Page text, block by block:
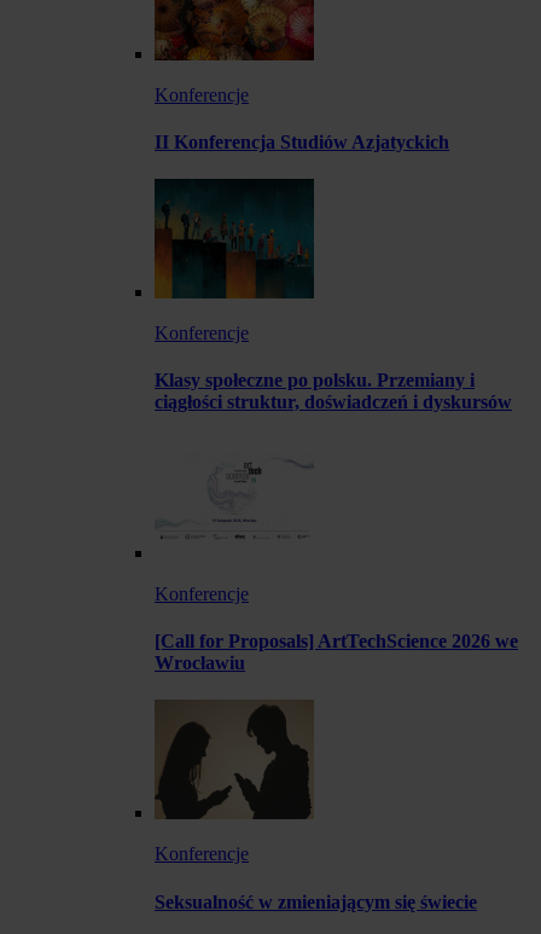
Konferencje
II Konferencja Studiów Azjatyckich
Konferencje
Klasy społeczne po polsku. Przemiany i
ciągłości struktur, doświadczeń i dyskursów
Konferencje
[Call for Proposals] ArtTechScience 2026 we
Wrocławiu
Konferencje
Seksualność w zmieniającym się świecie